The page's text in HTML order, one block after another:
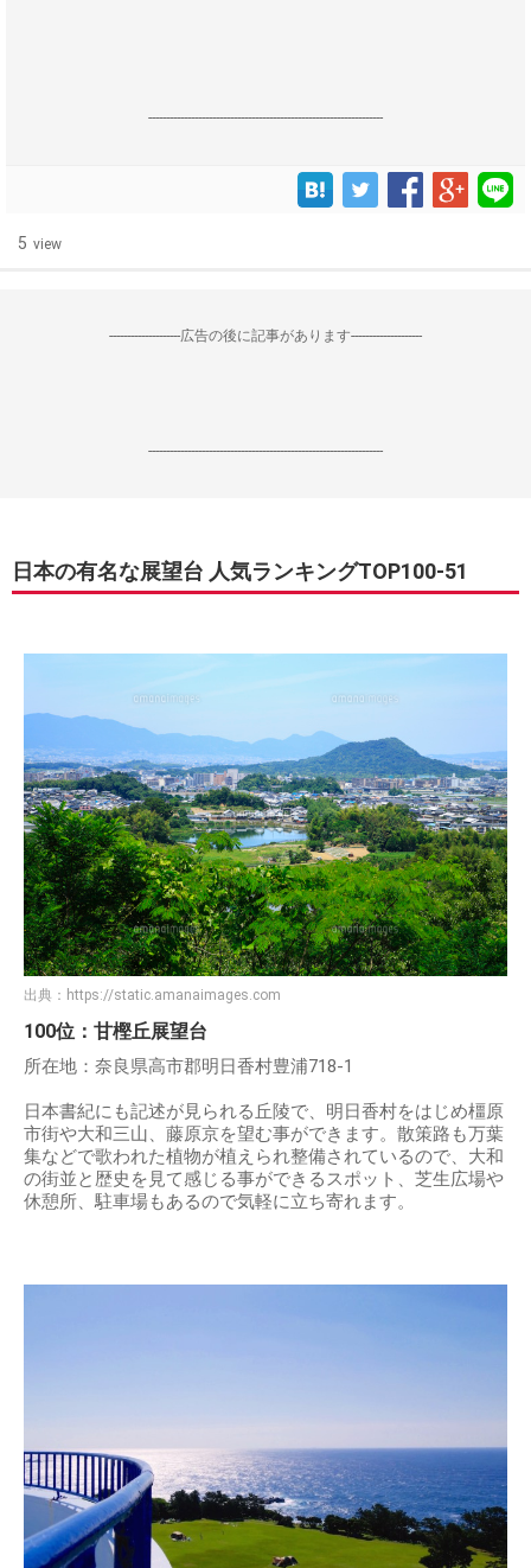
------------------------------------------------------------------
5 view
--------------------広告の後に記事があります--------------------
------------------------------------------------------------------
日本の有名な展望台 人気ランキングTOP100-51
出典： https://static.amanaimages.com
100位：甘樫丘展望台
所在地：奈良県高市郡明日香村豊浦718-1
日本書紀にも記述が見られる丘陵で、明日香村をはじめ橿原
市街や大和三山、藤原京を望む事ができます。散策路も万葉
集などで歌われた植物が植えられ整備されているので、大和
の街並と歴史を見て感じる事ができるスポット、芝生広場や
休憩所、駐車場もあるので気軽に立ち寄れます。